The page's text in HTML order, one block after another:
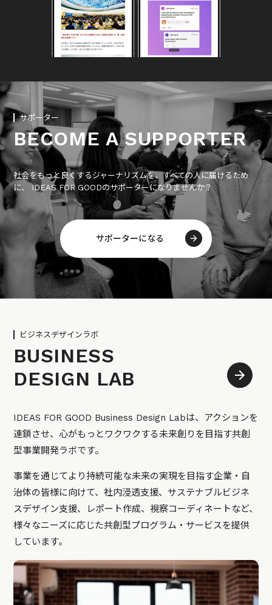
サポーター
BECOME A SUPPORTER
社会をもっと良くするジャーナリズムを、すべての人に届けるため
に、 IDEAS FOR GOODのサポーターになりませんか？
サポーターになる
ビジネスデザインラボ
BUSINESS
DESIGN LAB
IDEAS FOR GOOD Business Design Labは、アクションを
連鎖させ、心がもっとワクワクする未来創りを目指す共創
型事業開発ラボです。
事業を通じてより持続可能な未来の実現を目指す企業・自
治体の皆様に向けて、社内浸透支援、サステナブルビジネ
スデザイン支援、レポート作成、視察コーディネートなど、
様々なニーズに応じた共創型プログラム・サービスを提供
しています。